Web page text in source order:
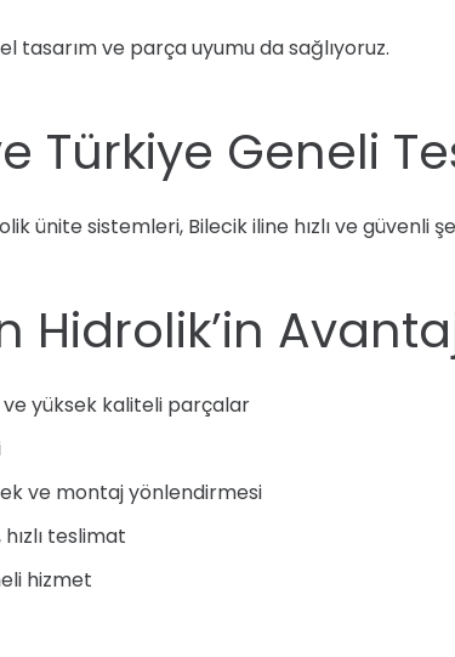
tasarım ve parça uyumu da sağlıyoruz.
Türkiye Geneli
ünite sistemleri, Bilecik iline hızlı ve güvenli
Hidrolik’in
yüksek kaliteli parçalar
ve montaj yönlendirmesi
teslimat
hizmet